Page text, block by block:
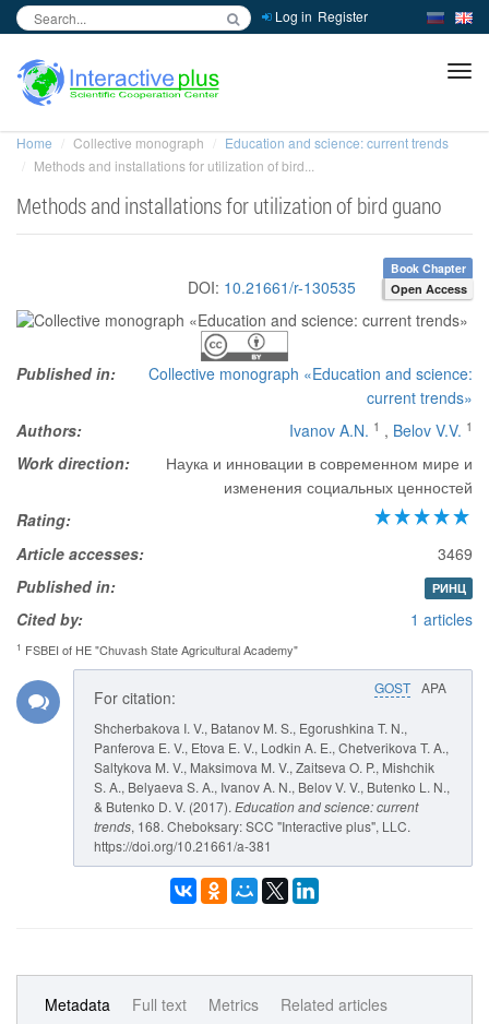
Log in Register
Home Collective monograph
Education and science: current trends
Methods and installations for utilization of bird...
Methods and installations for utilization of bird guano
Book Chapter
DOI: 10.21661/r-130535 Open Access
Published in:
Collective monograph «Education and science:
current trends»
Authors:
Ivanov A.N. 1 , Belov V.V. 1
Work direction:
Наука и инновации в современном мире и
изменения социальных ценностей
Rating:
Article accesses:
3469
Published in:
РИНЦ
Cited by: 1 articles
1 FSBEI of HE "Chuvash State Agricultural Academy"
GOST APA
For citation:
Shcherbakova I. V., Batanov M. S., Egorushkina T. N.,
Panferova E. V., Etova E. V., Lodkin A. E., Chetverikova T. A.,
Saltykova M. V., Maksimova M. V., Zaitseva O. P., Mishchik
S. A., Belyaeva S. A., Ivanov A. N., Belov V. V., Butenko L. N.,
& Butenko D. V. (2017). Education and science: current
trends, 168. Cheboksary: SCC "Interactive plus", LLC.
https://doi.org/10.21661/a-381
Metadata Full text Metrics Related articles